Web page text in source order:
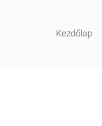
Kezdőlap